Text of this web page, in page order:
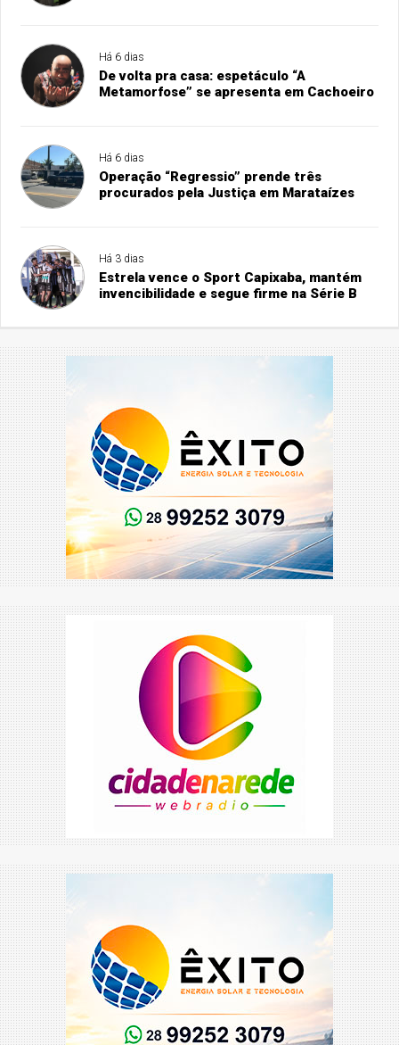
Há 6 dias
De volta pra casa: espetáculo “A
Metamorfose” se apresenta em Cachoeiro
Há 6 dias
Operação “Regressio” prende três
procurados pela Justiça em Marataízes
Há 3 dias
Estrela vence o Sport Capixaba, mantém
invencibilidade e segue firme na Série B